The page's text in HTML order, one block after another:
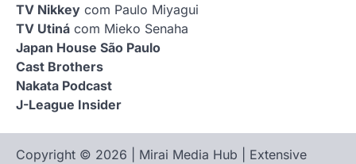
TV Nikkey com Paulo Miyagui
TV Utiná com Mieko Senaha
Japan House São Paulo
Cast Brothers
Nakata Podcast
J-League Insider
Copyright © 2026 | Mirai Media Hub | Extensive